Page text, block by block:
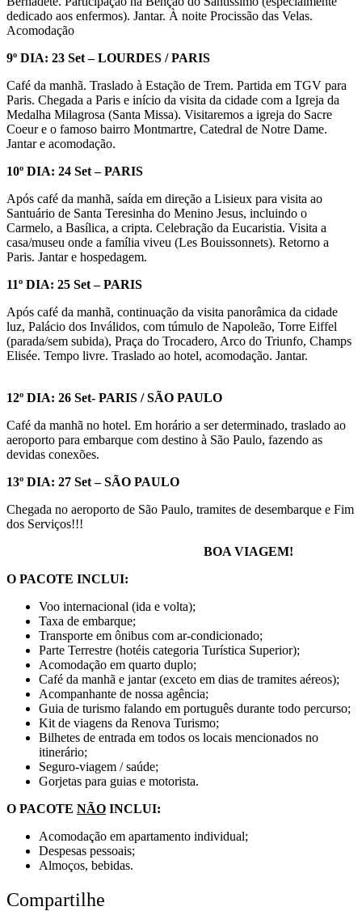
dedicado aos enfermos). Jantar. À noite Procissão das Velas.
Acomodação
9º DIA: 23 Set – LOURDES / PARIS
Café da manhã. Traslado à Estação de Trem. Partida em TGV para
Paris. Chegada a Paris e início da visita da cidade com a Igreja da
Medalha Milagrosa (Santa Missa). Visitaremos a igreja do Sacre
Coeur e o famoso bairro Montmartre, Catedral de Notre Dame.
Jantar e acomodação.
10º DIA: 24 Set – PARIS
Após café da manhã, saída em direção a Lisieux para visita ao
Santuário de Santa Teresinha do Menino Jesus, incluindo o
Carmelo, a Basílica, a cripta. Celebração da Eucaristia. Visita a
casa/museu onde a família viveu (Les Bouissonnets). Retorno a
Paris. Jantar e hospedagem.
11º DIA: 25 Set – PARIS
Após café da manhã, continuação da visita panorâmica da cidade
luz, Palácio dos Inválidos, com túmulo de Napoleão, Torre Eiffel
(parada/sem subida), Praça do Trocadero, Arco do Triunfo, Champs
Elisée. Tempo livre. Traslado ao hotel, acomodação. Jantar.
12º DIA: 26 Set- PARIS / SÃO PAULO
Café da manhã no hotel. Em horário a ser determinado, traslado ao
aeroporto para embarque com destino à São Paulo, fazendo as
devidas conexões.
13º DIA: 27 Set – SÃO PAULO
Chegada no aeroporto de São Paulo, tramites de desembarque e Fim
dos Serviços!!!
BOA VIAGEM!
O PACOTE INCLUI:
Voo internacional (ida e volta);
Taxa de embarque;
Transporte em ônibus com ar-condicionado;
Parte Terrestre (hotéis categoria Turística Superior);
Acomodação em quarto duplo;
Café da manhã e jantar (exceto em dias de tramites aéreos);
Acompanhante de nossa agência;
Guia de turismo falando em português durante todo percurso;
Kit de viagens da Renova Turismo;
Bilhetes de entrada em todos os locais mencionados no
itinerário;
Seguro-viagem / saúde;
Gorjetas para guias e motorista.
O PACOTE NÃO INCLUI:
Acomodação em apartamento individual;
Despesas pessoais;
Almoços, bebidas.
Compartilhe